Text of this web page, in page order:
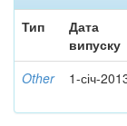
Тип
Дата
випуску
Other 1-січ-